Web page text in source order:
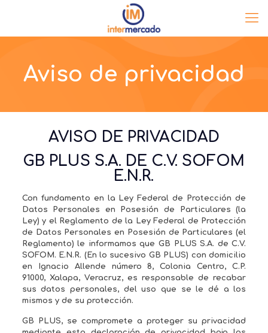
Aviso de privacidad
AVISO DE PRIVACIDAD
GB PLUS S.A. DE C.V. SOFOM
E.N.R.
Con fundamento en la Ley Federal de Protección de
Datos Personales en Posesión de Particulares (la
Ley) y el Reglamento de la Ley Federal de Protección
de Datos Personales en Posesión de Particulares (el
Reglamento) le informamos que GB PLUS S.A. de C.V.
SOFOM. E.N.R. (En lo sucesivo GB PLUS) con domicilio
en Ignacio Allende número 8, Colonia Centro, C.P.
91000, Xalapa, Veracruz, es responsable de recabar
sus datos personales, del uso que se le dé a los
mismos y de su protección.
GB PLUS, se compromete a proteger su privacidad